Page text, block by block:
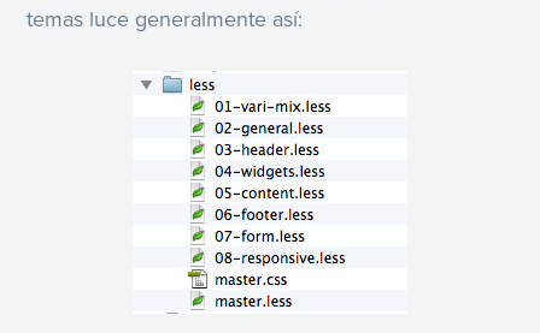
temas luce generalmente así: